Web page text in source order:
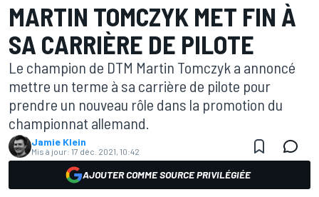
MARTIN TOMCZYK MET FIN À
SA CARRIÈRE DE PILOTE
Le champion de DTM Martin Tomczyk a annoncé
mettre un terme à sa carrière de pilote pour
prendre un nouveau rôle dans la promotion du
championnat allemand.
Jamie Klein
Mis à jour: 17 déc. 2021, 10:42
AJOUTER COMME SOURCE PRIVILÉGIÉE